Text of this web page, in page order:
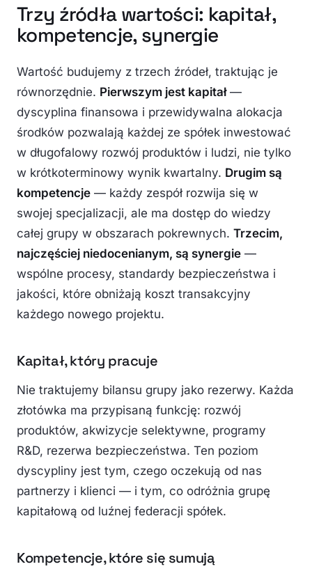
Trzy źródła wartości: kapitał,
kompetencje, synergie
Wartość budujemy z trzech źródeł, traktując je
równorzędnie. Pierwszym jest kapitał—
dyscyplina finansowa i przewidywalna alokacja
środków pozwalają każdej ze spółek inwestować
w długofalowy rozwój produktów i ludzi, nie tylko
w krótkoterminowy wynik kwartalny. Drugim są
kompetencje — każdy zespół rozwija się w
swojej specjalizacji, ale ma dostęp do wiedzy
całej grupy w obszarach pokrewnych. Trzecim,
najczęściej niedocenianym, są synergie —
wspólne procesy, standardy bezpieczeństwa i
jakości, które obniżają koszt transakcyjny
każdego nowego projektu.
Kapitał, który pracuje
Nie traktujemy bilansu grupy jako rezerwy. Każda
złotówka ma przypisaną funkcję: rozwój
produktów, akwizycje selektywne, programy
R&D, rezerwa bezpieczeństwa. Ten poziom
dyscypliny jest tym, czego oczekują od nas
partnerzy i klienci — i tym, co odróżnia grupę
kapitałową od luźnej federacji spółek.
Kompetencje, które się sumują